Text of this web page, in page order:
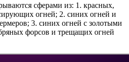
сферами из: 1. красных,
огней; 2. синих огней и
3. синих огней с золотыми
форсов и трещащих огней